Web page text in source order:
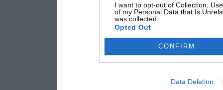
I want to opt-out of Collection,
of my Personal Data that Is
was collected.
Opted Out
CONFIRM
Data Deletion